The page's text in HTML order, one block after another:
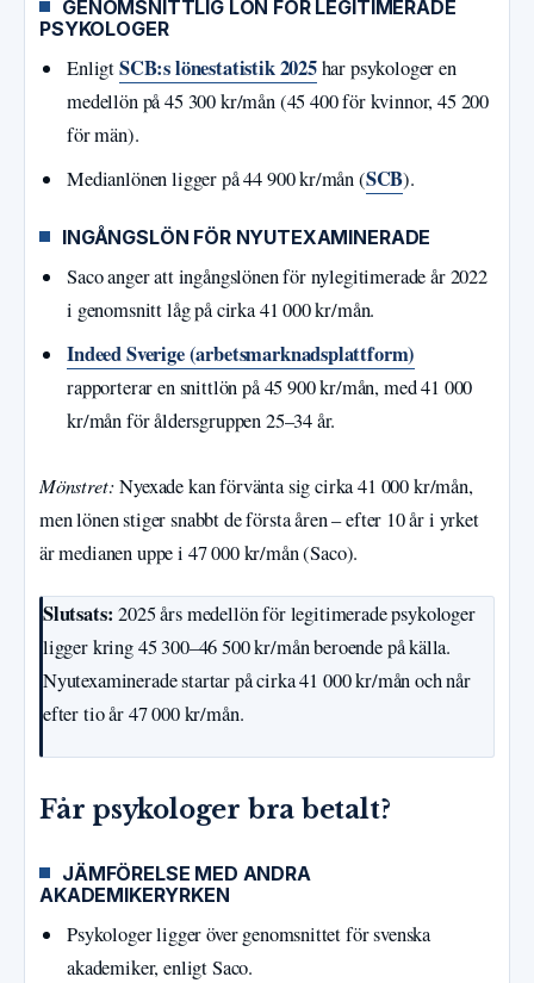
GENOMSNITTLIG LÖN FÖR LEGITIMERADE
PSYKOLOGER
EnligtSCB:s lönestatistik 2025har psykologer en
medellön på 45 300 kr/mån (45 400 för kvinnor, 45 200
för män).
Medianlönen ligger på 44 900 kr/mån (SCB).
INGÅNGSLÖN FÖR NYUTEXAMINERADE
Saco anger att ingångslönen för nylegitimerade år 2022
i genomsnitt låg på cirka 41 000 kr/mån.
Indeed Sverige (arbetsmarknadsplattform)
rapporterar en snittlön på 45 900 kr/mån, med 41 000
kr/mån för åldersgruppen 25–34 år.
Mönstret:Nyexade kan förvänta sig cirka 41 000 kr/mån,
men lönen stiger snabbt de första åren – efter 10 år i yrket
är medianen uppe i 47 000 kr/mån (Saco).
Slutsats: 2025 års medellön för legitimerade psykologer
ligger kring 45 300–46 500 kr/mån beroende på källa.
Nyutexaminerade startar på cirka 41 000 kr/mån och når
efter tio år 47 000 kr/mån.
Får psykologer bra betalt?
JÄMFÖRELSE MED ANDRA
AKADEMIKERYRKEN
Psykologer ligger över genomsnittet för svenska
akademiker, enligt Saco.